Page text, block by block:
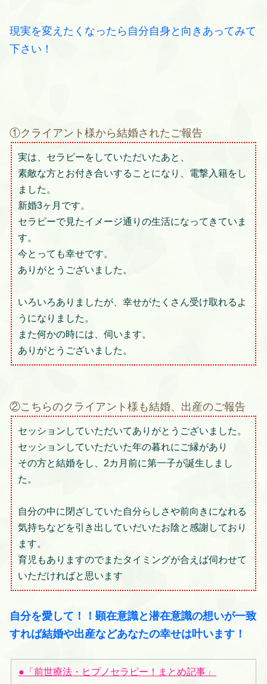
現実を変えたくなったら自分自身と向きあってみて
下さい！
①クライアント様から結婚されたご報告
実は、セラピーをしていただいたあと、
素敵な方とお付き合いすることになり、電撃入籍をし
ました。
新婚3ヶ月です。
セラピーで見たイメージ通りの生活になってきていま
す。
今とっても幸せです。
ありがとうございました。
いろいろありましたが、幸せがたくさん受け取れるよ
うになりました。
また何かの時には、伺います。
ありがとうございました。
②こちらのクライアント様も結婚、出産のご報告
セッションしていただいてありがとうございました。
セッションしていただいた年の暮れにご縁があり
その方と結婚をし、2カ月前に第一子が誕生しまし
た。
自分の中に閉ざしていた自分らしさや前向きになれる
気持ちなどを引き出していだいたお陰と感謝しており
ます。
育児もありますのでまたタイミングが合えば伺わせて
いただければと思います
自分を愛して！！顕在意識と潜在意識の想いが一致
すれば結婚や出産などあなたの幸せは叶います！
●「前世療法・ヒプノセラピー！まとめ記事 」